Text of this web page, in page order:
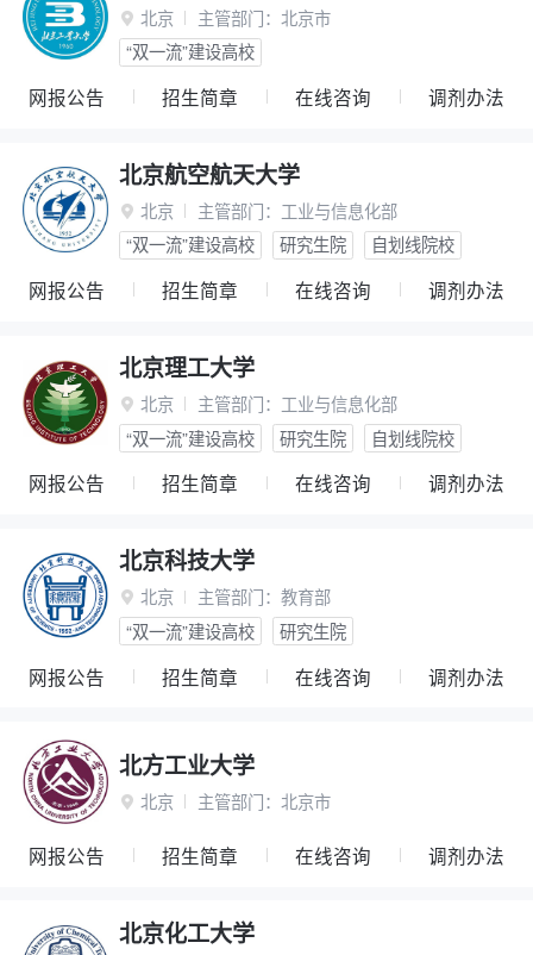
 北京 主管部门： 北京市
“双一流”建设高校
网报公告 招生简章 在线咨询 调剂办法
北京航空航天大学
 北京 主管部门： 工业与信息化部
“双一流”建设高校
研究生院 自划线院校
网报公告 招生简章 在线咨询 调剂办法
北京理工大学
 北京 主管部门： 工业与信息化部
“双一流”建设高校
研究生院 自划线院校
网报公告 招生简章 在线咨询 调剂办法
北京科技大学
 北京 主管部门： 教育部
“双一流”建设高校
研究生院
网报公告 招生简章 在线咨询 调剂办法
北方工业大学
 北京 主管部门： 北京市
网报公告 招生简章 在线咨询 调剂办法
北京化工大学